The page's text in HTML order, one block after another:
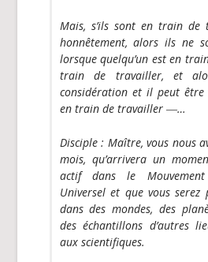
Mais, s’ils sont en train de
honnêtement, alors ils ne
lorsque quelqu’un est en
train de travailler, et
considération et il peut
en train de travailler ―…
Disciple: Maître, vous nous
mois, qu’arrivera un
actif dans le Mouvement
Universel et que vous
dans des mondes, des
des échantillons d’autres
aux scientifiques.